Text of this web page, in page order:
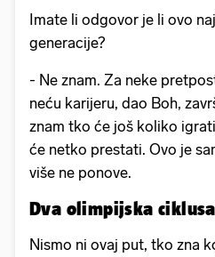
Imate li odgovor je li ovo
generacije?
- Ne znam. Za neke
neću karijeru, dao Boh,
znam tko će još koliko
će netko prestati. Ovo je
više ne ponove.
Dva olimpijska ciklusa
Nismo ni ovaj put, tko zna